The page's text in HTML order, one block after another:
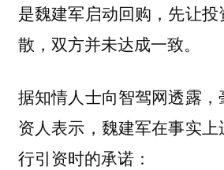
是魏建军启动回购，先让
散，双方并未达成一致。
据知情人士向智驾网透露
资人表示，魏建军在事实
行引资时的承诺：